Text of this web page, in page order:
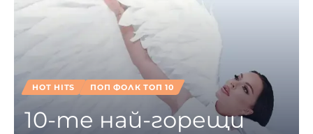
HOT HITS ПОП ФОЛК ТОП 10
10-те най-горещи